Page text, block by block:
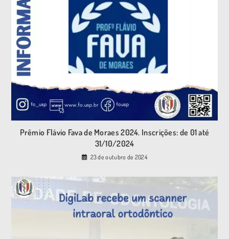
Prêmio Flávio Fava de Moraes 2024. Inscrições: de 01 até
31/10/2024
23 de outubro de 2024